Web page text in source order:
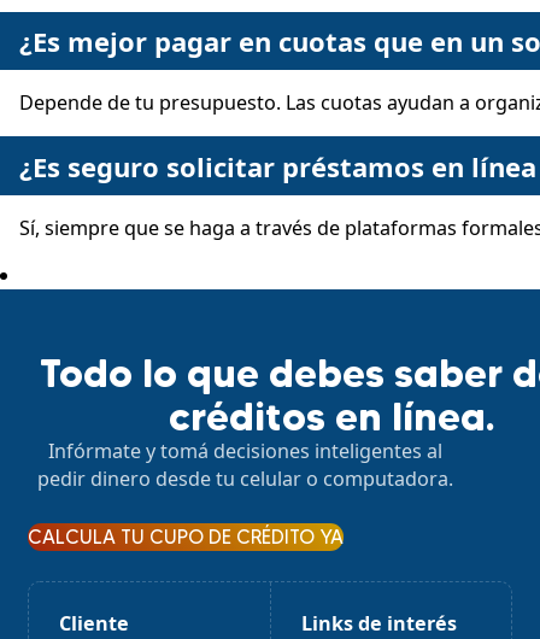
¿Es mejor pagar en cuotas que en un
Depende de tu presupuesto. Las cuotas ayudan a
¿Es seguro solicitar préstamos en
Sí, siempre que se haga a través de plataformas
Todo lo que debes saber
créditos en línea.
Infórmate y tomá decisiones inteligentes al
pedir dinero desde tu celular o computadora.
CALCULA TU CUPO DE CRÉDITO YA
Cliente Links de interés